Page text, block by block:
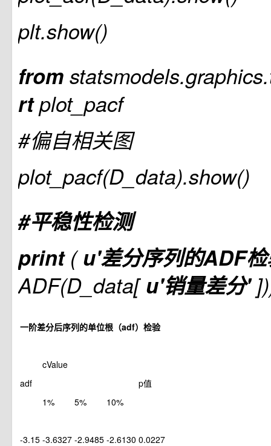
plt.show()
from
rtplot_pacf
#偏自相关图
plot_pacf(D_data).show()
#平稳性检测
print (u'差分序列的ADF
ADF(D_data[u'销量差分'
一阶差分后序列的单位根（adf）检验
adf
cValue
p值
1%
5% 10%
-3.15 -3.6327 -2.9485 -2.6130 0.0227